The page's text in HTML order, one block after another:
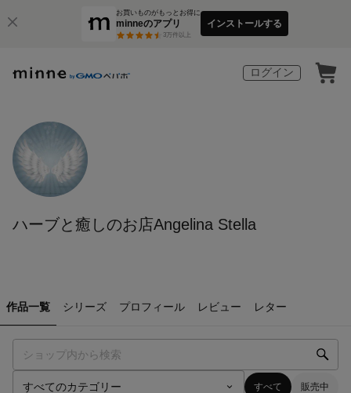
お買いものがもっとお得に
minneのアプリ
3万件以上
インストールする
ログイン
ハーブと癒しのお店Angelina Stella
作品一覧 シリーズ プロフィール レビュー レター
すべて 販売中